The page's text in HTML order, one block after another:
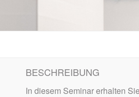
BESCHREIBUNG
In diesem Seminar erhalten